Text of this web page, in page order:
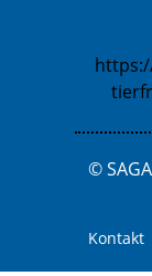
©
Kontakt